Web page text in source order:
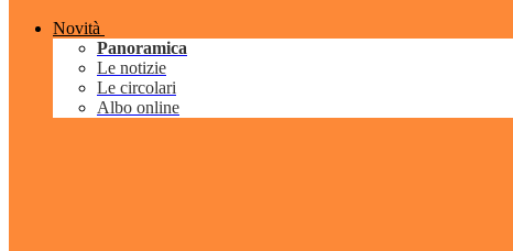
Novità
Panoramica
Le notizie
Le circolari
Albo online